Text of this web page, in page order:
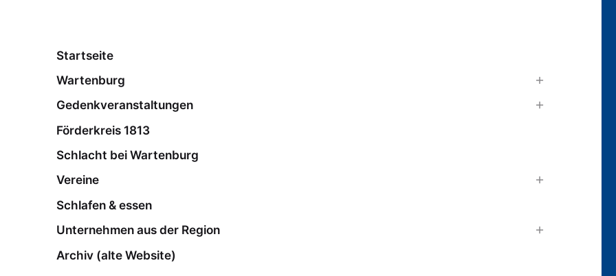
Startseite
Wartenburg
Gedenkveranstaltungen
Förderkreis 1813
Schlacht bei Wartenburg
Vereine
Schlafen & essen
Unternehmen aus der Region
Archiv (alte Website)